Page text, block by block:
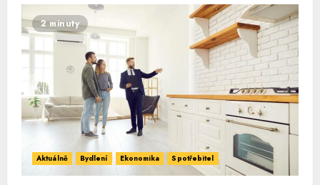
2 minuty
Aktuálně Bydlení Ekonomika Spotřebitel